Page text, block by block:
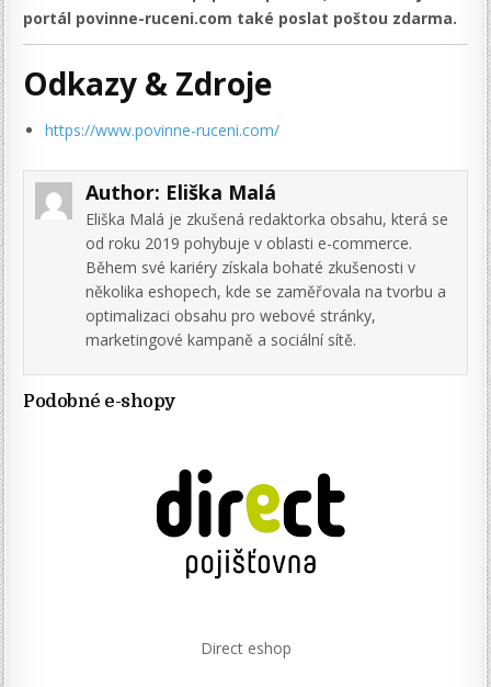
portál povinne-ruceni.com také poslat poštou zdarma.
Odkazy & Zdroje
https://www.povinne-ruceni.com/
Author: Eliška Malá
Eliška Malá je zkušená redaktorka obsahu, která se
od roku 2019 pohybuje v oblasti e-commerce.
Během své kariéry získala bohaté zkušenosti v
několika eshopech, kde se zaměřovala na tvorbu a
optimalizaci obsahu pro webové stránky,
marketingové kampaně a sociální sítě.
Podobné e-shopy
Direct eshop